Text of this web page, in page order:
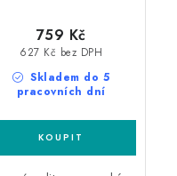
Skladem do 5
pracovních dní
627 Kč bez DPH
759 Kč